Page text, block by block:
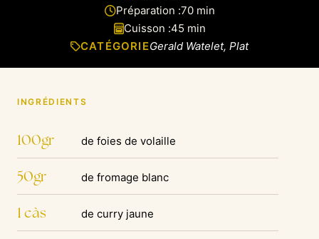
Préparation :70 min
Cuisson :45 min
CATÉGORIEGerald Watelet, Plat
INGRÉDIENTS
100gr de foies de volaille
50gr de fromage blanc
1 càs de curry jaune